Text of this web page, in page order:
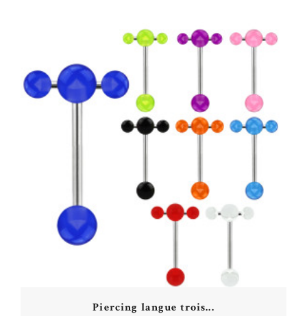
Piercing langue trois...